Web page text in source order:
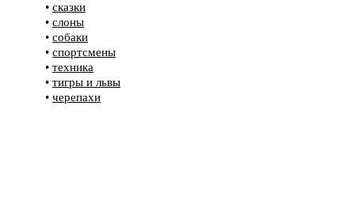
• сказки
• слоны
• собаки
• спортсмены
• техника
• тигры и львы
• черепахи